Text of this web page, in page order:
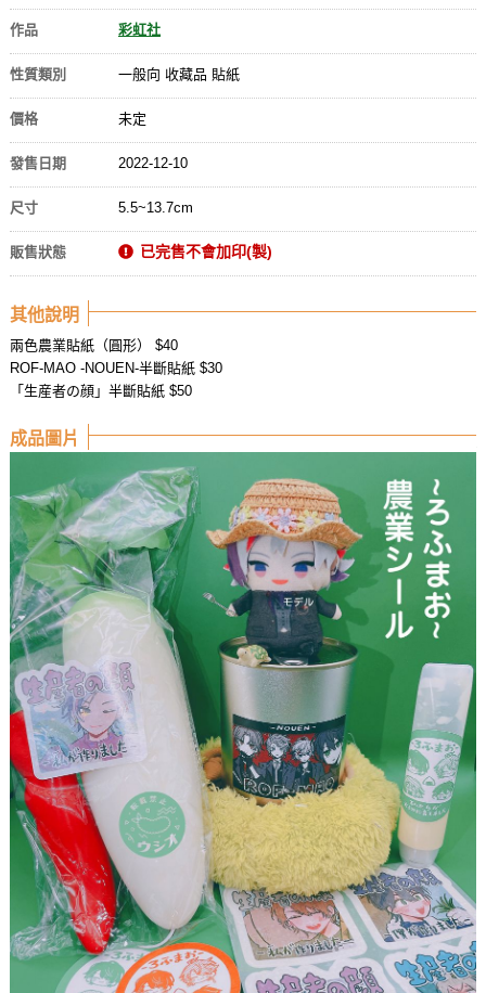
作品 彩虹社
性質類別 一般向 收藏品 貼紙
價格 未定
發售日期 2022-12-10
尺寸 5.5~13.7cm
販售狀態 已完售不會加印(製)
其他說明
兩色農業貼紙（圓形） $40
ROF-MAO -NOUEN-半斷貼紙 $30
「生産者の顔」半斷貼紙 $50
成品圖片